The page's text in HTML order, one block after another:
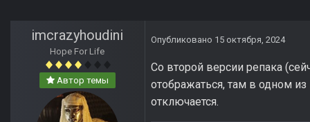
imcrazyhoudini
Hope For Life
Автор темы
Опубликовано 15 октября, 2024
Со второй версии репака
отображаться, там в одном
отключается.